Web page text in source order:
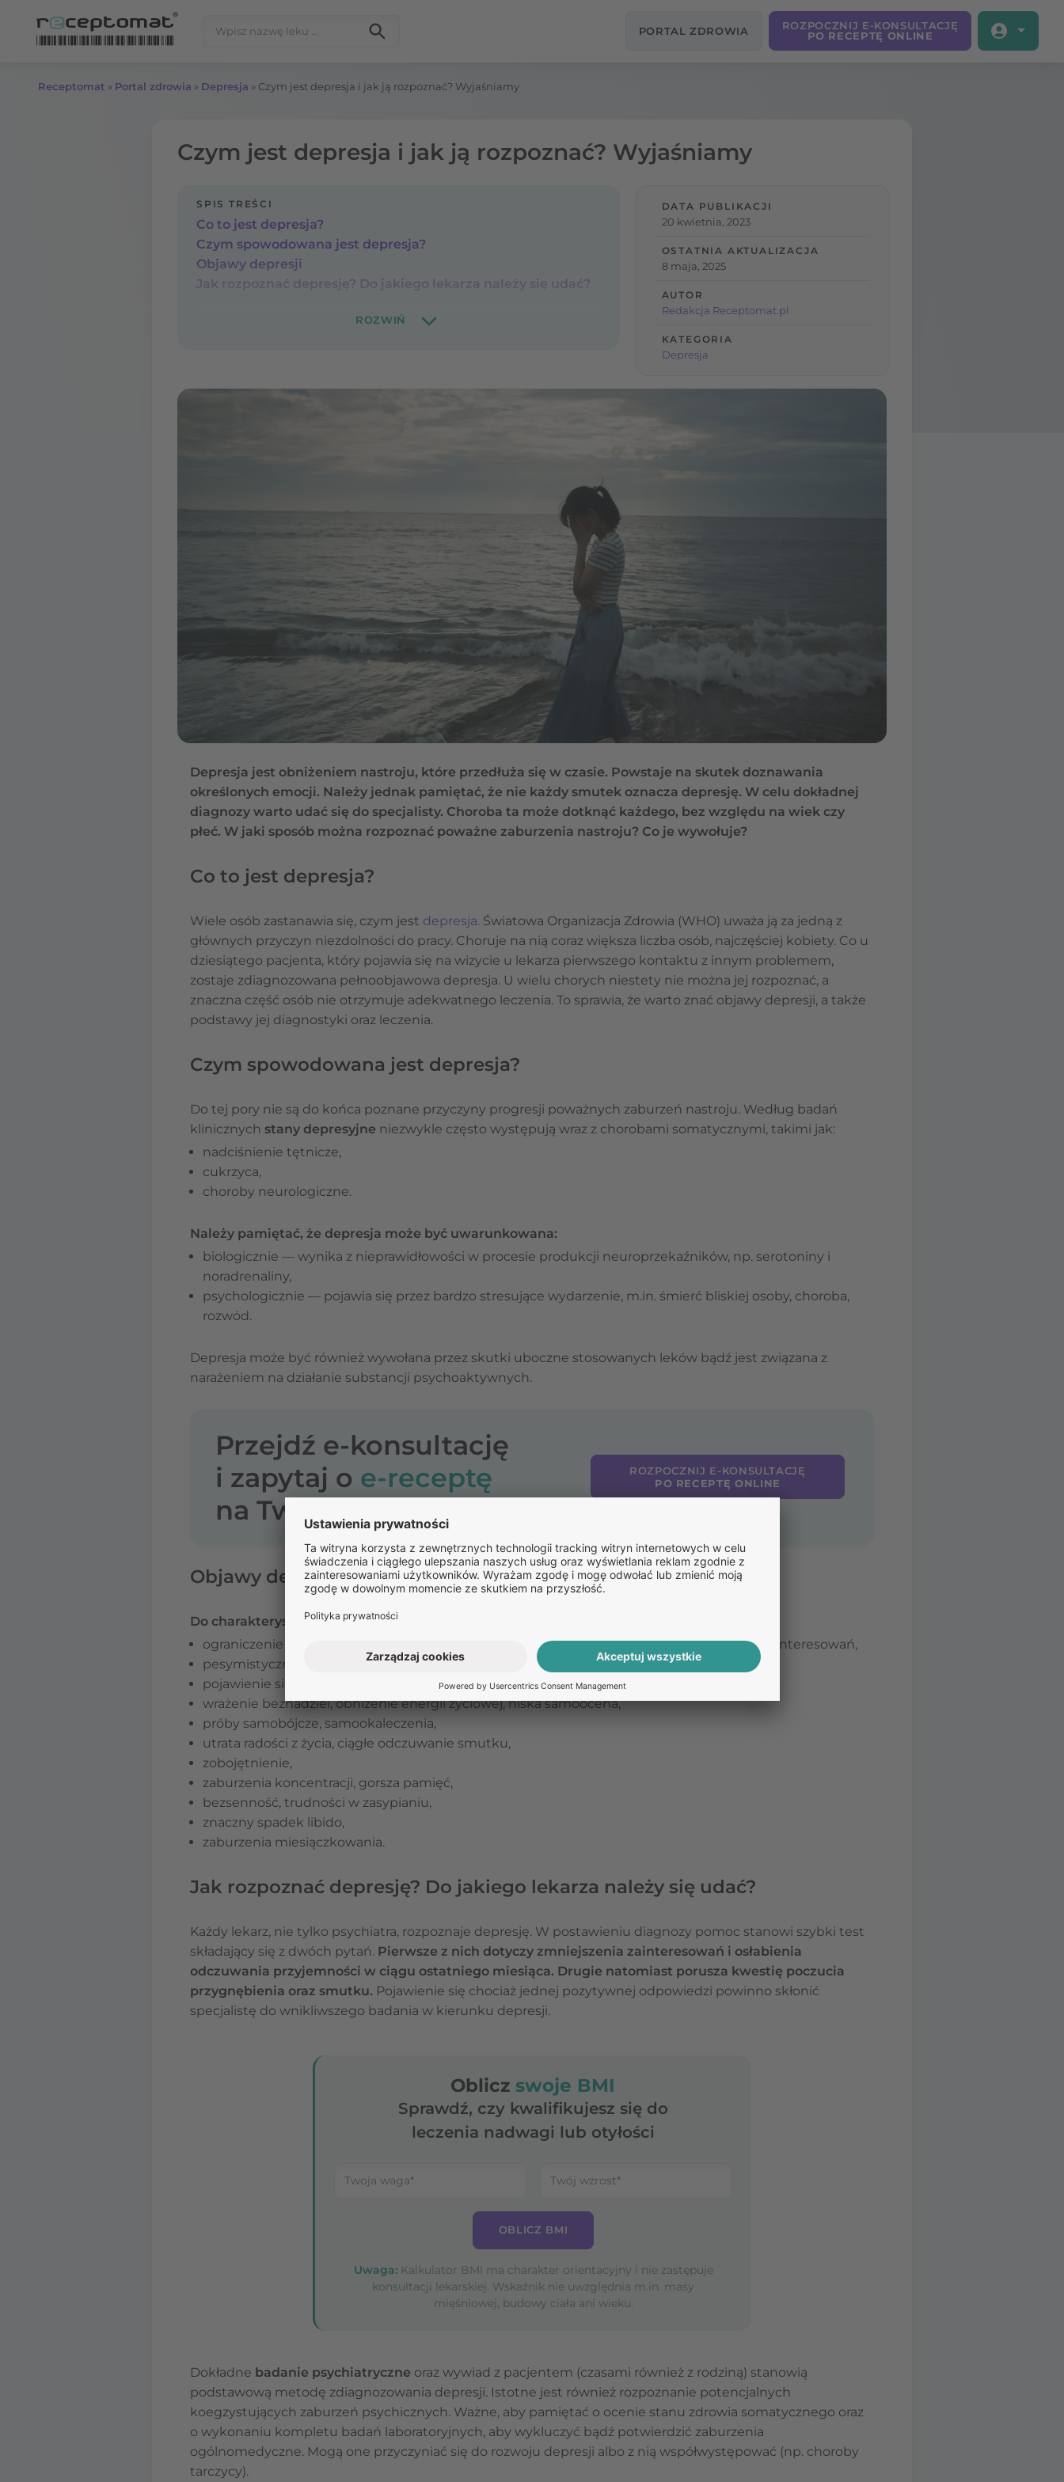
PORTAL ZDROWIA
ROZPOCZNIJ E-KONSULTACJĘ
PO RECEPTĘ ONLINE
Receptomat » Portal zdrowia » Depresja » Czym jest depresja i jak ją rozpoznać? Wyjaśniamy
Czym jest depresja i jak ją rozpoznać? Wyjaśniamy
SPIS TREŚCI
Co to jest depresja?
Czym spowodowana jest depresja?
Objawy depresji
Jak rozpoznać depresję? Do jakiego lekarza należy się udać?
DATA PUBLIKACJI
20 kwietnia, 2023
OSTATNIA AKTUALIZACJA
8 maja, 2025
AUTOR
Redakcja Receptomat.pl
KATEGORIA
Depresja
Depresja jest obniżeniem nastroju, które przedłuża się w czasie. Powstaje na skutek doznawania
określonych emocji. Należy jednak pamiętać, że nie każdy smutek oznacza depresję. W celu dokładnej
diagnozy warto udać się do specjalisty. Choroba ta może dotknąć każdego, bez względu na wiek czy
płeć. W jaki sposób można rozpoznać poważne zaburzenia nastroju? Co je wywołuje?
Co to jest depresja?
Wiele osób zastanawia się, czym jest depresja. Światowa Organizacja Zdrowia (WHO) uważa ją za jedną z
głównych przyczyn niezdolności do pracy. Choruje na nią coraz większa liczba osób, najczęściej kobiety. Co u
dziesiątego pacjenta, który pojawia się na wizycie u lekarza pierwszego kontaktu z innym problemem,
zostaje zdiagnozowana pełnoobjawowa depresja. U wielu chorych niestety nie można jej rozpoznać, a
znaczna część osób nie otrzymuje adekwatnego leczenia. To sprawia, że warto znać objawy depresji, a także
podstawy jej diagnostyki oraz leczenia.
Czym spowodowana jest depresja?
Do tej pory nie są do końca poznane przyczyny progresji poważnych zaburzeń nastroju. Według badań
klinicznych stany depresyjne niezwykle często występują wraz z chorobami somatycznymi, takimi jak:
nadciśnienie tętnicze,
cukrzyca,
choroby neurologiczne.
Należy pamiętać, że depresja może być uwarunkowana:
biologicznie — wynika z nieprawidłowości w procesie produkcji neuroprzekaźników, np. serotoniny i
noradrenaliny,
psychologicznie — pojawia się przez bardzo stresujące wydarzenie, m.in. śmierć bliskiej osoby, choroba,
rozwód.
Depresja może być również wywołana przez skutki uboczne stosowanych leków bądź jest związana z
narażeniem na działanie substancji psychoaktywnych.
Przejdź e-konsultację
i zapytaj o e-receptę
na Twoje leki
ROZPOCZNIJ E-KONSULTACJĘ
PO RECEPTĘ ONLINE
Objawy depresji
Do charakterystycznych symptomów wskazujących depresję należą:
ograniczenie aktywności życiowych, kontaktu z przyjaciółmi i rodziną, brak jakichkolwiek zainteresowań,
pesymistyczne myślenie,
pojawienie się lęków oraz nerwicy,
wrażenie beznadziei, obniżenie energii życiowej, niska samoocena,
próby samobójcze, samookaleczenia,
utrata radości z życia, ciągłe odczuwanie smutku,
zobojętnienie,
zaburzenia koncentracji, gorsza pamięć,
bezsenność, trudności w zasypianiu,
znaczny spadek libido,
zaburzenia miesiączkowania.
Jak rozpoznać depresję? Do jakiego lekarza należy się udać?
Każdy lekarz, nie tylko psychiatra, rozpoznaje depresję. W postawieniu diagnozy pomoc stanowi szybki test
składający się z dwóch pytań. Pierwsze z nich dotyczy zmniejszenia zainteresowań i osłabienia
odczuwania przyjemności w ciągu ostatniego miesiąca. Drugie natomiast porusza kwestię poczucia
przygnębienia oraz smutku. Pojawienie się chociaż jednej pozytywnej odpowiedzi powinno skłonić
specjalistę do wnikliwszego badania w kierunku depresji.
Obliczswoje BMI
Sprawdź, czy kwalifikujesz się do
leczenia nadwagi lub otyłości
OBLICZ BMI
Uwaga:Kalkulator BMI ma charakter orientacyjny i nie zastępuje
konsultacji lekarskiej. Wskaźnik nie uwzględnia m.in. masy
mięśniowej, budowy ciała ani wieku.
Dokładne badanie psychiatryczne oraz wywiad z pacjentem (czasami również z rodziną) stanowią
podstawową metodę zdiagnozowania depresji. Istotne jest również rozpoznanie potencjalnych
koegzystujących zaburzeń psychicznych. Ważne, aby pamiętać o ocenie stanu zdrowia somatycznego oraz
o wykonaniu kompletu badań laboratoryjnych, aby wykluczyć bądź potwierdzić zaburzenia
ogólnomedyczne. Mogą one przyczyniać się do rozwoju depresji albo z nią współwystępować (np. choroby
tarczycy).